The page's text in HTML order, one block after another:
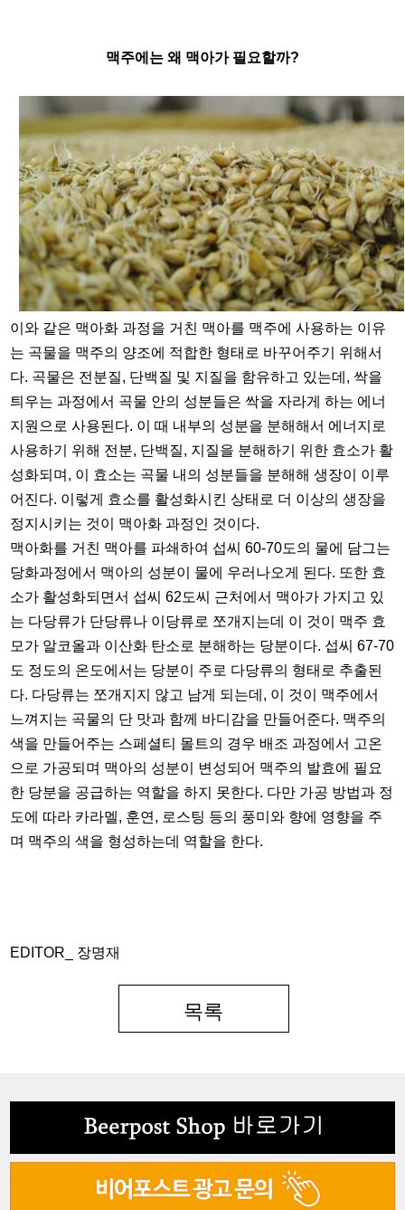
맥주에는 왜 맥아가 필요할까?
이와 같은 맥아화 과정을 거친 맥아를 맥주에 사용하는 이유
는 곡물을 맥주의 양조에 적합한 형태로 바꾸어주기 위해서
다. 곡물은 전분질, 단백질 및 지질을 함유하고 있는데, 싹을
틔우는 과정에서 곡물 안의 성분들은 싹을 자라게 하는 에너
지원으로 사용된다. 이 때 내부의 성분을 분해해서 에너지로
사용하기 위해 전분, 단백질, 지질을 분해하기 위한 효소가 활
성화되며, 이 효소는 곡물 내의 성분들을 분해해 생장이 이루
어진다. 이렇게 효소를 활성화시킨 상태로 더 이상의 생장을
정지시키는 것이 맥아화 과정인 것이다.
맥아화를 거친 맥아를 파쇄하여 섭씨 60-70도의 물에 담그는
당화과정에서 맥아의 성분이 물에 우러나오게 된다. 또한 효
소가 활성화되면서 섭씨 62도씨 근처에서 맥아가 가지고 있
는 다당류가 단당류나 이당류로 쪼개지는데 이 것이 맥주 효
모가 알코올과 이산화 탄소로 분해하는 당분이다. 섭씨 67-70
도 정도의 온도에서는 당분이 주로 다당류의 형태로 추출된
다. 다당류는 쪼개지지 않고 남게 되는데, 이 것이 맥주에서
느껴지는 곡물의 단 맛과 함께 바디감을 만들어준다. 맥주의
색을 만들어주는 스페셜티 몰트의 경우 배조 과정에서 고온
으로 가공되며 맥아의 성분이 변성되어 맥주의 발효에 필요
한 당분을 공급하는 역할을 하지 못한다. 다만 가공 방법과 정
도에 따라 카라멜, 훈연, 로스팅 등의 풍미와 향에 영향을 주
며 맥주의 색을 형성하는데 역할을 한다.
EDITOR_ 장명재
목록